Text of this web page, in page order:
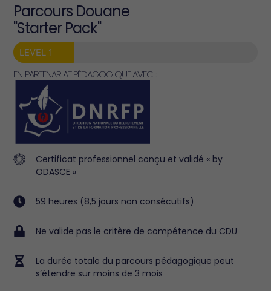
Parcours Douane
"Starter Pack"
LEVEL 1
EN PARTENARIAT PÉDAGOGIQUE AVEC :
Certificat professionnel conçu et validé « by
ODASCE »
59 heures (8,5 jours non consécutifs)
Ne valide pas le critère de compétence du CDU
La durée totale du parcours pédagogique peut
s’étendre sur moins de 3 mois